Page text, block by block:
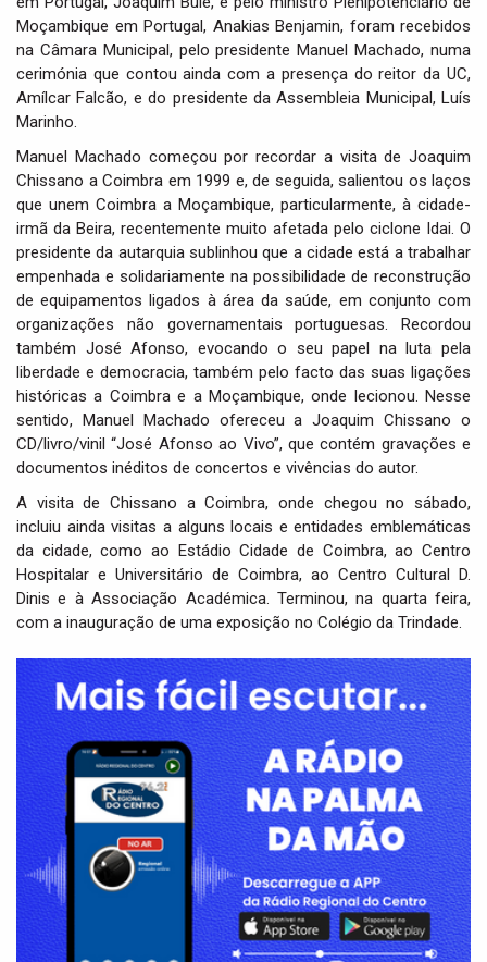
Moçambique em Portugal, Anakias Benjamin, foram recebidos
na Câmara Municipal, pelo presidente Manuel Machado, numa
cerimónia que contou ainda com a presença do reitor da UC,
Amílcar Falcão, e do presidente da Assembleia Municipal, Luís
Marinho.
Manuel Machado começou por recordar a visita de Joaquim
Chissano a Coimbra em 1999 e, de seguida, salientou os laços
que unem Coimbra a Moçambique, particularmente, à cidade-
irmã da Beira, recentemente muito afetada pelo ciclone Idai. O
presidente da autarquia sublinhou que a cidade está a trabalhar
empenhada e solidariamente na possibilidade de reconstrução
de equipamentos ligados à área da saúde, em conjunto com
organizações não governamentais portuguesas. Recordou
também José Afonso, evocando o seu papel na luta pela
liberdade e democracia, também pelo facto das suas ligações
históricas a Coimbra e a Moçambique, onde lecionou. Nesse
sentido, Manuel Machado ofereceu a Joaquim Chissano o
CD/livro/vinil “José Afonso ao Vivo”, que contém gravações e
documentos inéditos de concertos e vivências do autor.
A visita de Chissano a Coimbra, onde chegou no sábado,
incluiu ainda visitas a alguns locais e entidades emblemáticas
da cidade, como ao Estádio Cidade de Coimbra, ao Centro
Hospitalar e Universitário de Coimbra, ao Centro Cultural D.
Dinis e à Associação Académica. Terminou, na quarta feira,
com a inauguração de uma exposição no Colégio da Trindade.